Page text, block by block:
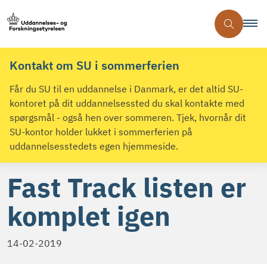
Kontakt om SU i sommerferien
Får du SU til en uddannelse i Danmark, er det altid SU-
kontoret på dit uddannelsessted du skal kontakte med
spørgsmål - også hen over sommeren. Tjek, hvornår dit
SU-kontor holder lukket i sommerferien på
uddannelsesstedets egen hjemmeside.
Fast Track listen er
komplet igen
14-02-2019